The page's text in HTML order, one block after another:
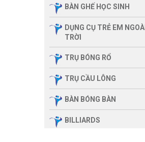
BÀN GHẾ HỌC SINH
DỤNG CỤ TRẺ EM NGOÀI
TRỜI
TRỤ BÓNG RỔ
TRỤ CẦU LÔNG
BÀN BÓNG BÀN
BILLIARDS